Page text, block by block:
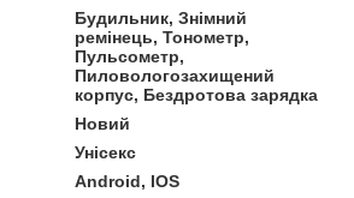
Будильник, Знімний
ремінець, Тонометр,
Пульсометр,
Пиловологозахищений
корпус, Бездротова зарядка
Новий
Унісекс
Android, IOS